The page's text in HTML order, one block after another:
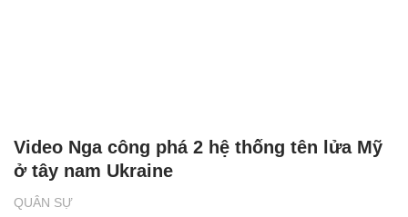
QUÂN SỰ
Video Nga công phá 2 hệ thống tên lửa Mỹ
ở tây nam Ukraine